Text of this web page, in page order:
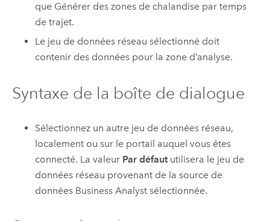
que Générer des zones de chalandise par temps
de trajet.
Le jeu de données réseau sélectionné doit
contenir des données pour la zone d’analyse.
Syntaxe de la boîte de dialogue
Sélectionnez un autre jeu de données réseau,
localement ou sur le portail auquel vous êtes
connecté. La valeur Par défaututilisera le jeu de
données réseau provenant de la source de
données Business Analyst sélectionnée.